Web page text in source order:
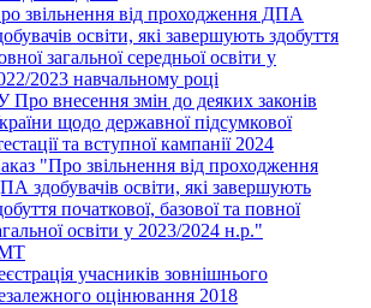
звільнення від проходження ДПА
освіти, які завершують здобуття
загальної середньої освіти у
2023 навчальному році
Про внесення змін до деяких законів
щодо державної підсумкової
та вступної кампанії 2024
"Про звільнення від проходження
здобувачів освіти, які завершують
початкової, базової та повної
освіти у 2023/2024 н.р."
учасників зовнішнього
оцінювання 2018